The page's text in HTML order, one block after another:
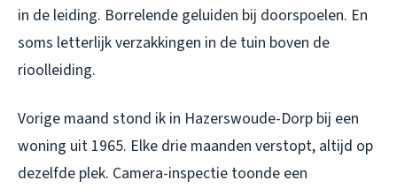
in de leiding. Borrelende geluiden bij doorspoelen. En
soms letterlijk verzakkingen in de tuin boven de
rioolleiding.
Vorige maand stond ik in Hazerswoude-Dorp bij een
woning uit 1965. Elke drie maanden verstopt, altijd op
dezelfde plek. Camera-inspectie toonde een